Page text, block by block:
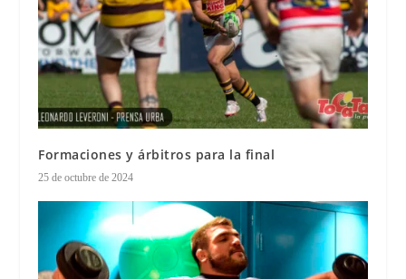
Formaciones y árbitros para la final
25 de octubre de 2024